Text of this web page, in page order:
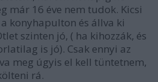
már 16 éve nem tudok. Kicsi
konyhapulton és állva ki
szinten jó, ( ha kihozzák, és
is jó). Csak ennyi az
meg úgyis el kell tüntetnem,
rá.